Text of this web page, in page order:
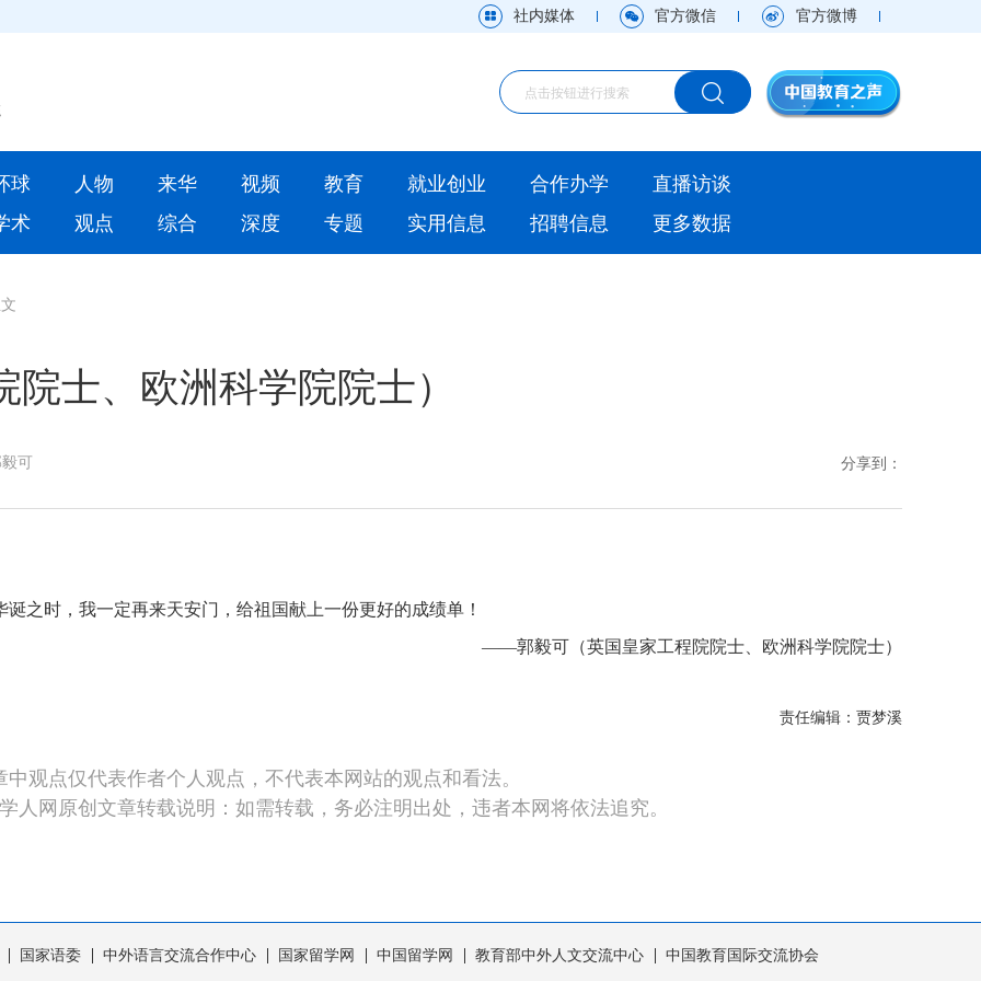
人物 来华
更多数据
社内媒体 官方微信 官方微博
球 人物 来华 视频 教育 就业创业 合作办学
直播访谈
术
观点 综合 深度 专题 实用信息 招聘信息 更多数据
士、欧洲科学院院士）
可 分享到：
之时，我一定再来天安门，给祖国献上一份更好的成绩单！
——郭毅可（英国皇家工程院院士、欧洲科学院院士）
责任编辑：贾梦溪
中观点仅代表作者个人观点，不代表本网站的观点和看法。
人网原创文章转载说明：如需转载，务必注明出处，违者本网将依法追究。
国家语委 中外语言交流合作中心 国家留学网 中国留学网 教育部中外人文交流中心 中国教育国际交流协会